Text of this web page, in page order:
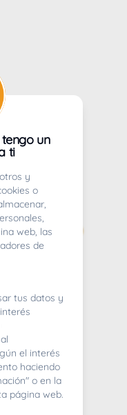
mucho.
tengo un
ti
y
o
web, las
de
tus datos y
el interés
haciendo
o en la
página web.